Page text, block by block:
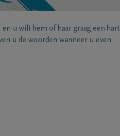
u wilt hem of haar graag een hart
u de woorden wanneer u even